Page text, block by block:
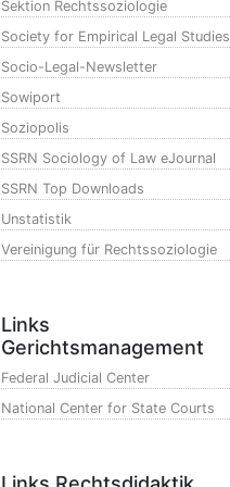
Sektion Rechtssoziologie
Society for Empirical Legal Studies
Socio-Legal-Newsletter
Sowiport
Soziopolis
SSRN Sociology of Law eJournal
SSRN Top Downloads
Unstatistik
Vereinigung für Rechtssoziologie
Links
Gerichtsmanagement
Federal Judicial Center
National Center for State Courts